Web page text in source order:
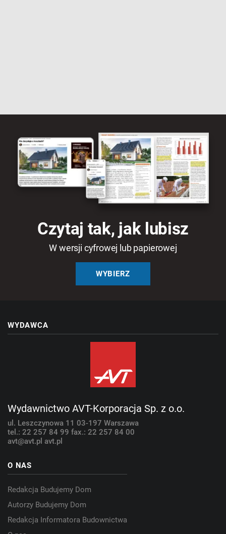
Czytaj tak, jak lubisz
W wersji cyfrowej lub papierowej
WYBIERZ
WYDAWCA
Wydawnictwo AVT-Korporacja Sp. z o.o.
ul. Leszczynowa 11 03-197 Warszawa
tel.: 22 257 84 99 fax.: 22 257 84 00
avt@avt.pl avt.pl
O NAS
Redakcja Budujemy Dom
Autorzy Budujemy Dom
Redakcja Informatora Budownictwa